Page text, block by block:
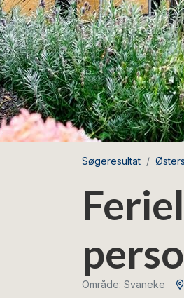
Søgeresultat
Område: Svaneke